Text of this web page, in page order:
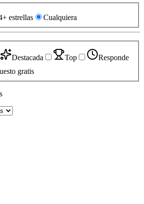
estrellas Cualquiera
Destacada Top
Responde
gratis